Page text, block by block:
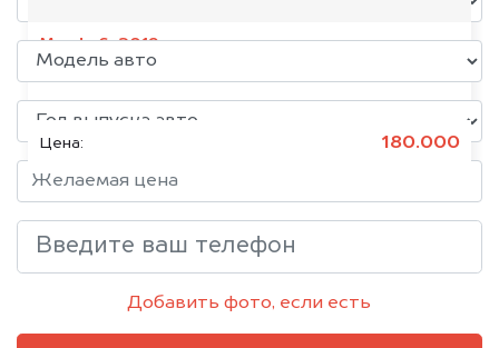
Mazda 6, 2019
Цена: 180.000
Добавить фото, если есть